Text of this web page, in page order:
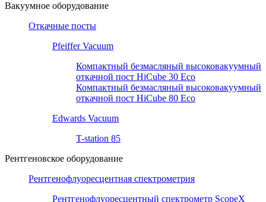
Вакуумное оборудование
Откачные посты
Pfeiffer Vacuum
Компактный безмасляный высоковакуумный
откачной пост HiCube 30 Eco
Компактный безмасляный высоковакуумный
откачной пост HiCube 80 Eco
Edwards Vacuum
T-station 85
Рентгеновское оборудование
Рентгенофлуоресцентная спектрометрия
Рентгенофлуоресцентный спектрометр ScopeX